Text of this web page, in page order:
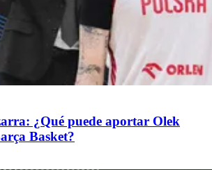
¿Qué puede aportar Olek
Basket?